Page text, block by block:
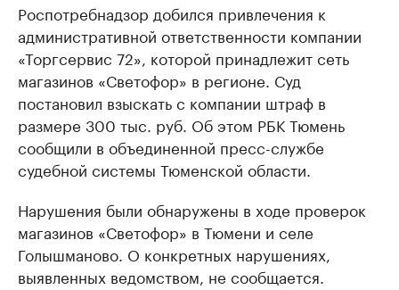
Роспотребнадзор добился привлечения к
административной ответственности компании
«Торгсервис 72», которой принадлежит сеть
магазинов «Светофор» в регионе. Суд
постановил взыскать с компании штраф в
размере 300 тыс. руб. Об этом РБК Тюмень
сообщили в объединенной пресс-службе
судебной системы Тюменской области.
Нарушения были обнаружены в ходе проверок
магазинов «Светофор» в Тюмени и селе
Голышманово. О конкретных нарушениях,
выявленных ведомством, не сообщается.